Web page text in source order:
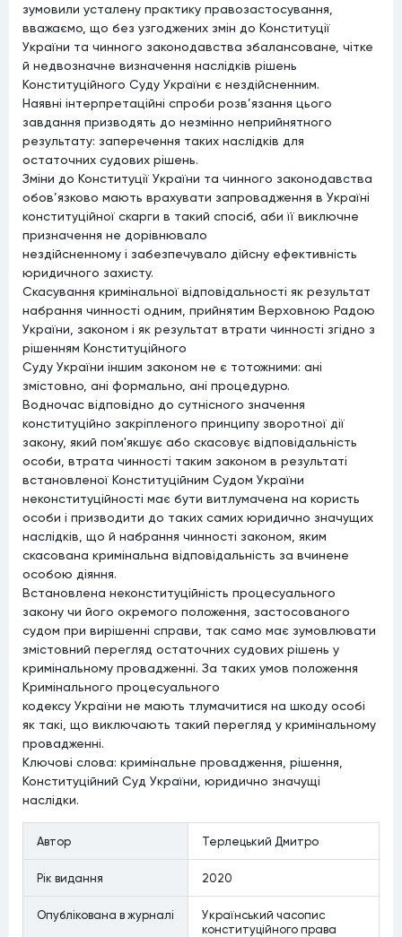
зумовили усталену практику правозастосування,
вважаємо, що без узгоджених змін до Конституції
України та чинного законодавства збалансоване, чітке
й недвозначне визначення наслідків рішень
Конституційного Суду України є нездійсненним.
Наявні інтерпретаційні спроби розв’язання цього
завдання призводять до незмінно неприйнятного
результату: заперечення таких наслідків для
остаточних судових рішень.
Зміни до Конституції України та чинного законодавства
обов’язково мають врахувати запровадження в Україні
конституційної скарги в такий спосіб, аби її виключне
призначення не дорівнювало
нездійсненному і забезпечувало дійсну ефективність
юридичного захисту.
Скасування кримінальної відповідальності як результат
набрання чинності одним, прийнятим Верховною Радою
України, законом і як результат втрати чинності згідно з
рішенням Конституційного
Суду України іншим законом не є тотожними: ані
змістовно, ані формально, ані процедурно.
Водночас відповідно до сутнісного значення
конституційно закріпленого принципу зворотної дії
закону, який пом'якшує або скасовує відповідальність
особи, втрата чинності таким законом в результаті
встановленої Конституційним Судом України
неконституційності має бути витлумачена на користь
особи і призводити до таких самих юридично значущих
наслідків, що й набрання чинності законом, яким
скасована кримінальна відповідальність за вчинене
особою діяння.
Встановлена неконституційність процесуального
закону чи його окремого положення, застосованого
судом при вирішенні справи, так само має зумовлювати
змістовний перегляд остаточних судових рішень у
кримінальному провадженні. За таких умов положення
Кримінального процесуального
кодексу України не мають тлумачитися на шкоду особі
як такі, що виключають такий перегляд у кримінальному
провадженні.
Ключові слова: кримінальне провадження, рішення,
Конституційний Суд України, юридично значущі
наслідки.
Автор Терлецький Дмитро
Рiк видання 2020
Опублiкована в журналi
Український часопис
конституційного права